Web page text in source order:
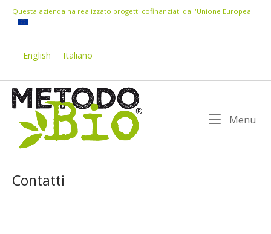
SkipQuesta azienda ha realizzato progetti cofinanziati dall'Unione Europea
English Italiano
Home
Menu
Contatti